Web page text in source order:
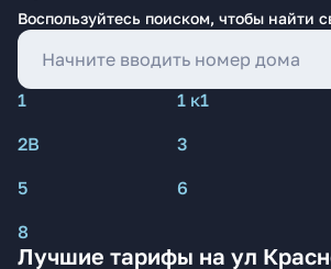
Воспользуйтесь поиском, чтобы найти
1 1 к1
2В
3
5
6
8
Лучшие тарифы на ул